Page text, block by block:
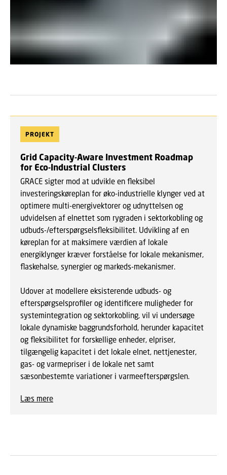
PROJEKT
Grid Capacity-Aware Investment Roadmap
for Eco-Industrial Clusters
GRACE sigter mod at udvikle en fleksibel
investeringskøreplan for øko-industrielle klynger ved at
optimere multi-energivektorer og udnyttelsen og
udvidelsen af elnettet som rygraden i sektorkobling og
udbuds-/efterspørgselsfleksibilitet. Udvikling af en
køreplan for at maksimere værdien af lokale
energiklynger kræver forståelse for lokale mekanismer,
flaskehalse, synergier og markeds-mekanismer.
Udover at modellere eksisterende udbuds- og
efterspørgselsprofiler og identificere muligheder for
systemintegration og sektorkobling, vil vi undersøge
lokale dynamiske baggrundsforhold, herunder kapacitet
og fleksibilitet for forskellige enheder, elpriser,
tilgængelig kapacitet i det lokale elnet, nettjenester,
gas- og varmepriser i de lokale net samt
sæsonbestemte variationer i varmeefterspørgslen.
Læs mere